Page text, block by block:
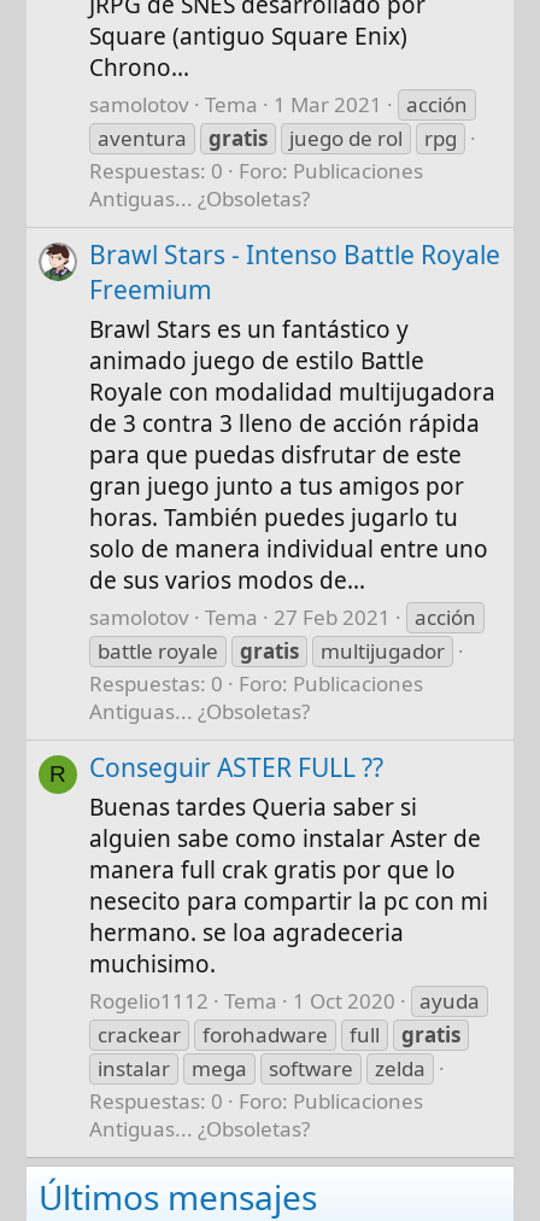
Square (antiguo Square Enix)
Chrono...
samolotov Tema 1 Mar 2021
acción
aventura
gratis juego de rol
rpg
Respuestas: 0
Foro: Publicaciones
Antiguas... ¿Obsoletas?
Brawl Stars - Intenso Battle Royale
Freemium
Brawl Stars es un fantástico y
animado juego de estilo Battle
Royale con modalidad multijugadora
de 3 contra 3 lleno de acción rápida
para que puedas disfrutar de este
gran juego junto a tus amigos por
horas. También puedes jugarlo tu
solo de manera individual entre uno
de sus varios modos de...
samolotov Tema 27 Feb 2021
acción
battle royale
gratis
multijugador
Respuestas: 0
Foro: Publicaciones
Antiguas... ¿Obsoletas?
R Conseguir ASTER FULL ??
Buenas tardes Queria saber si
alguien sabe como instalar Aster de
manera full crak gratis por que lo
nesecito para compartir la pc con mi
hermano. se loa agradeceria
muchisimo.
Rogelio1112 Tema 1 Oct 2020
ayuda
crackear
forohadware full
gratis
instalar
mega software
zelda
Respuestas: 0
Foro: Publicaciones
Antiguas... ¿Obsoletas?
Últimos mensajes